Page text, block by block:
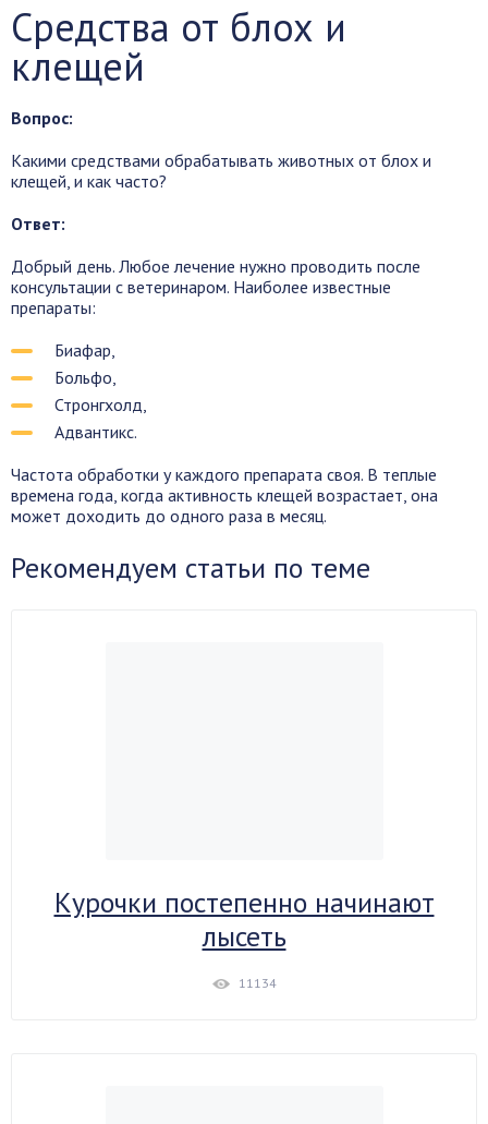
Средства от блох и
клещей
Вопрос:
Какими средствами обрабатывать животных от блох и
клещей, и как часто?
Ответ:
Добрый день. Любое лечение нужно проводить после
консультации с ветеринаром. Наиболее известные
препараты:
Биафар,
Больфо,
Стронгхолд,
Адвантикс.
Частота обработки у каждого препарата своя. В теплые
времена года, когда активность клещей возрастает, она
может доходить до одного раза в месяц.
Рекомендуем статьи по теме
Курочки постепенно начинают
лысеть
11134